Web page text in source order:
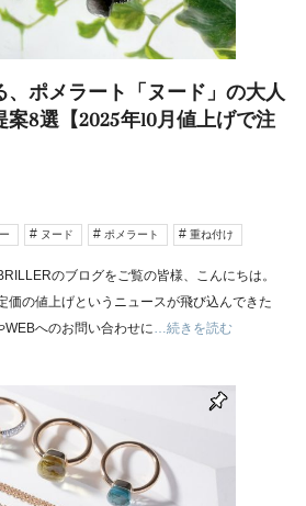
ポメラート「ヌード」の大人
8選【2025年10月値上げで注
ヌード ポメラート 重ね付け
のブログをご覧の皆様、こんにちは。
価の値上げというニュースが飛び込んできた
WEBへのお問い合わせに…続きを読む